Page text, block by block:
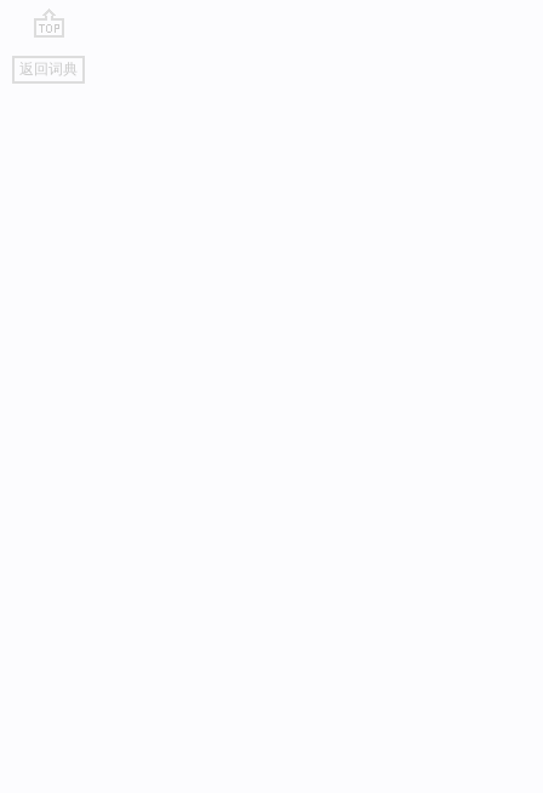
go
top
返回词典